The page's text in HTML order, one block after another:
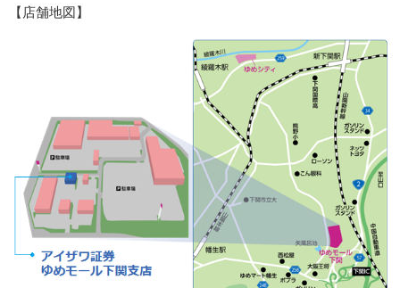
【店舗地図】